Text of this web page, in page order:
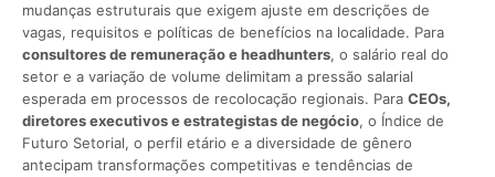
mudanças estruturais que exigem ajuste em descrições de
vagas, requisitos e políticas de benefícios na localidade. Para
consultores de remuneração e headhunters, o salário real do
setor e a variação de volume delimitam a pressão salarial
esperada em processos de recolocação regionais. Para CEOs,
diretores executivos e estrategistas de negócio, o Índice de
Futuro Setorial, o perfil etário e a diversidade de gênero
antecipam transformações competitivas e tendências de